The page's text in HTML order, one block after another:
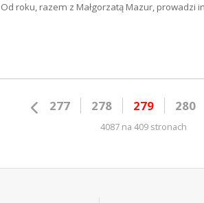
Od roku, razem z Małgorzatą Mazur, prowadzi
277 278 279 280
4087 na 409 stronach